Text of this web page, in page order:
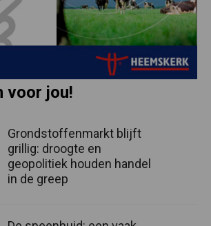
voor jou!
Grondstoffenmarkt blijft
grillig: droogte en
geopolitiek houden handel
in de greep